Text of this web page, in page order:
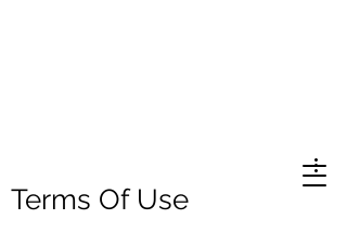
Terms Of Use